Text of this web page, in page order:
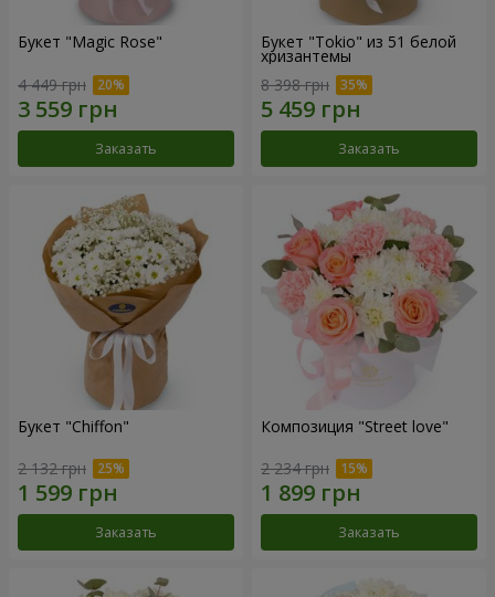
Букет "Magic Rose"
4 449 грн
Заказать
Букет "Tokio" из 51 белой
хризантемы
8 398 грн
Заказать
Букет "Chiffon"
2 132 грн
Заказать
Композиция "Street love"
2 234 грн
Заказать